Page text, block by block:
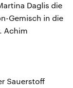
Daglis die
Gemisch in die
Achim
Sauerstoff